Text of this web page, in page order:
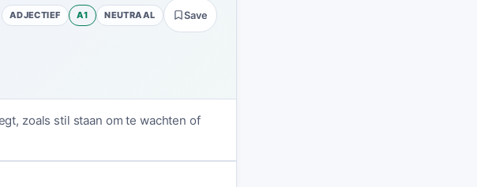
ADJECTIEF A1 NEUTRAAL Save
zoals stil staan om te wachten of